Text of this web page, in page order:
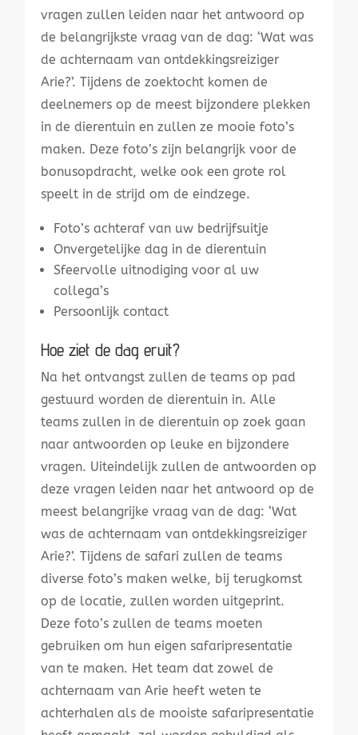
vragen zullen leiden naar het antwoord op
de belangrijkste vraag van de dag: ‘Wat was
de achternaam van ontdekkingsreiziger
Arie?’. Tijdens de zoektocht komen de
deelnemers op de meest bijzondere plekken
in de dierentuin en zullen ze mooie foto’s
maken. Deze foto’s zijn belangrijk voor de
bonusopdracht, welke ook een grote rol
speelt in de strijd om de eindzege.
Foto’s achteraf van uw bedrijfsuitje
Onvergetelijke dag in de dierentuin
Sfeervolle uitnodiging voor al uw
collega’s
Persoonlijk contact
Hoe ziet de dag eruit?
Na het ontvangst zullen de teams op pad
gestuurd worden de dierentuin in. Alle
teams zullen in de dierentuin op zoek gaan
naar antwoorden op leuke en bijzondere
vragen. Uiteindelijk zullen de antwoorden op
deze vragen leiden naar het antwoord op de
meest belangrijke vraag van de dag: ‘Wat
was de achternaam van ontdekkingsreiziger
Arie?’. Tijdens de safari zullen de teams
diverse foto’s maken welke, bij terugkomst
op de locatie, zullen worden uitgeprint.
Deze foto’s zullen de teams moeten
gebruiken om hun eigen safaripresentatie
van te maken. Het team dat zowel de
achternaam van Arie heeft weten te
achterhalen als de mooiste safaripresentatie